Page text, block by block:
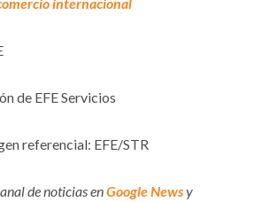
de EFE Servicios
referencial: EFE/STR
de noticias enGoogle Newsy